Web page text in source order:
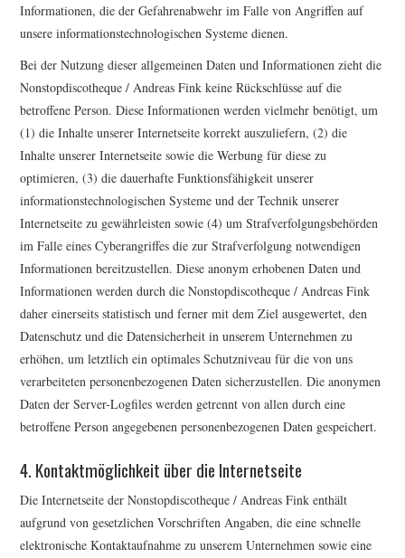
Informationen, die der Gefahrenabwehr im Falle von Angriffen auf
unsere informationstechnologischen Systeme dienen.
Bei der Nutzung dieser allgemeinen Daten und Informationen zieht die
Nonstopdiscotheque / Andreas Fink keine Rückschlüsse auf die
betroffene Person. Diese Informationen werden vielmehr benötigt, um
(1) die Inhalte unserer Internetseite korrekt auszuliefern, (2) die
Inhalte unserer Internetseite sowie die Werbung für diese zu
optimieren, (3) die dauerhafte Funktionsfähigkeit unserer
informationstechnologischen Systeme und der Technik unserer
Internetseite zu gewährleisten sowie (4) um Strafverfolgungsbehörden
im Falle eines Cyberangriffes die zur Strafverfolgung notwendigen
Informationen bereitzustellen. Diese anonym erhobenen Daten und
Informationen werden durch die Nonstopdiscotheque / Andreas Fink
daher einerseits statistisch und ferner mit dem Ziel ausgewertet, den
Datenschutz und die Datensicherheit in unserem Unternehmen zu
erhöhen, um letztlich ein optimales Schutzniveau für die von uns
verarbeiteten personenbezogenen Daten sicherzustellen. Die anonymen
Daten der Server-Logfiles werden getrennt von allen durch eine
betroffene Person angegebenen personenbezogenen Daten gespeichert.
4. Kontaktmöglichkeit über die Internetseite
Die Internetseite der Nonstopdiscotheque / Andreas Fink enthält
aufgrund von gesetzlichen Vorschriften Angaben, die eine schnelle
elektronische Kontaktaufnahme zu unserem Unternehmen sowie eine